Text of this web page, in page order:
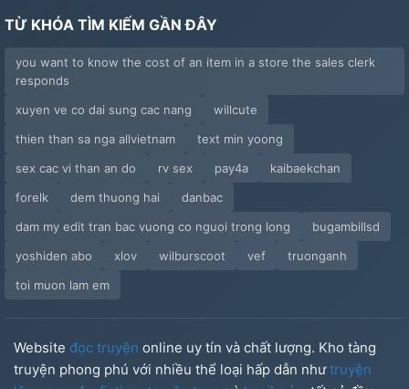
TỪ KHÓA TÌM KIẾM GẦN ĐÂY
you want to know the cost of an item in a store the sales clerk
responds
xuyen ve co dai sung cac nang
willcute
thien than sa nga allvietnam
text min yoong
sex cac vi than an do
rv sex pay4a
kaibaekchan
forelk
dem thuong hai
danbac
dam my edit tran bac vuong co nguoi trong long
bugambillsd
yoshiden abo
xlov wilburscoot vef
truonganh
toi muon lam em
Website đọc truyện online uy tín và chất lượng. Kho tàng
truyện phong phú với nhiều thể loại hấp dẫn nhưtruyện